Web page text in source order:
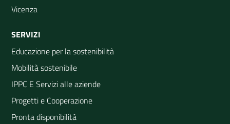
Vicenza
SERVIZI
Educazione per la sostenibilità
Mobilità sostenibile
IPPC E Servizi alle aziende
Progetti e Cooperazione
Pronta disponibilità